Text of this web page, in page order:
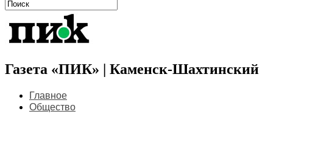
Газета «ПИК» | Каменск-Шахтинский
Главное
Общество